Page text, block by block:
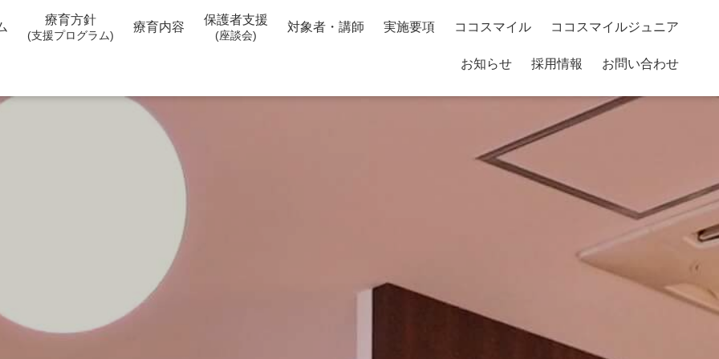
療育方針
(支援プログラム)
療育内容
保護者支援
(座談会)
対象者・講師 実施要項 ココスマイル ココスマイルジュニア
お知らせ 採用情報 お問い合わせ